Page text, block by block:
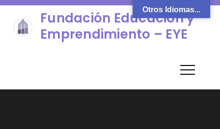
Skip
content
Fundación Educación y
Emprendimiento – EYE
Otros Idiomas...